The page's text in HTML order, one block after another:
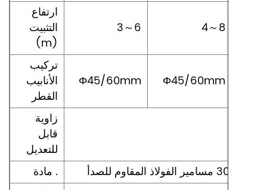
ارتفاع
التثبيت
(m)
3～6 4～8
تركيب
الأنابيب
القطر
Φ45/60mm Φ45/60mm
زاوية
قابل
للتعديل
مادة .